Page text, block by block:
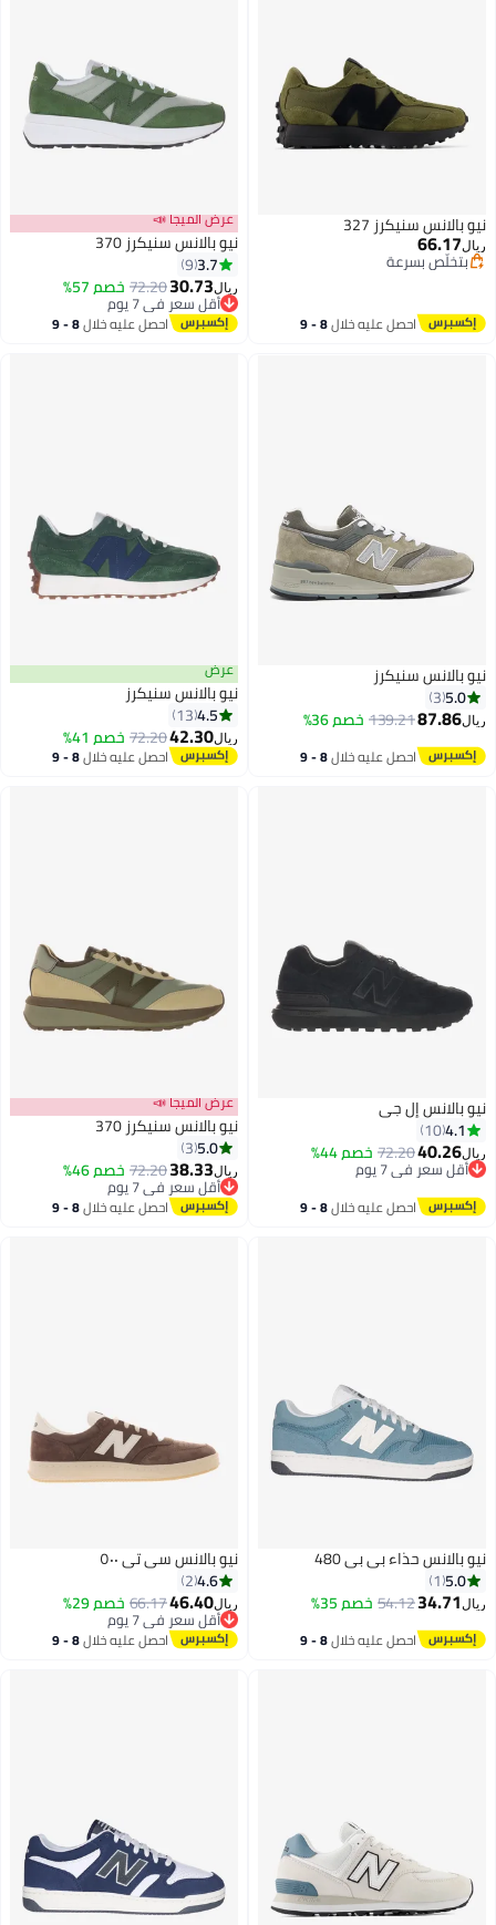
327
احصل عليه خلال 8 - 9
اغسطس
عرض الميجا 📣
نيو بالانس سنيكرز 370
72.20خصم 57%
أقل سعر في 7 يوم
أقل سعر في 7 يوماحصل عليه خلال 8 - 9
اغسطس
سنيكرز
139.21خصم 36%
احصل عليه خلال 8 - 9
اغسطس
نيو بالانس سنيكرز
72.20خصم 41%
احصل عليه خلال 8 - 9
اغسطس
إل جي
72.20خصم 44%
7 يوم
يوم
احصل عليه خلال 8 - 9
اغسطس
عرض الميجا 📣
نيو بالانس سنيكرز 370
72.20خصم 46%
أقل سعر في 7 يوم
أقل سعر في 7 يوماحصل عليه خلال 8 - 9
اغسطس
بي بي 480
54.12خصم 35%
احصل عليه خلال 8 - 9
اغسطس
نيو بالانس سي تي ٥٠٠
66.17خصم 29%
أقل سعر في 7 يوم
أقل سعر في 7 يوماحصل عليه خلال 8 - 9
اغسطس